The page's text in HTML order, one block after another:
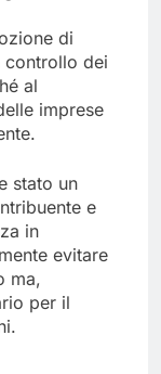
di
controllo dei
al
imprese
stato un
e
in
evitare
ma,
per il